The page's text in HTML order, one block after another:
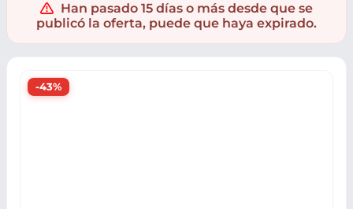
Han pasado 15 días o más desde que se
publicó la oferta, puede que haya expirado.
-43%